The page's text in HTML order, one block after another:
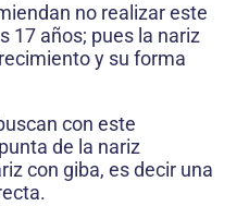
no realizar este
17 años; pues la nariz
y su forma
con este
de la nariz
con giba, es decir una